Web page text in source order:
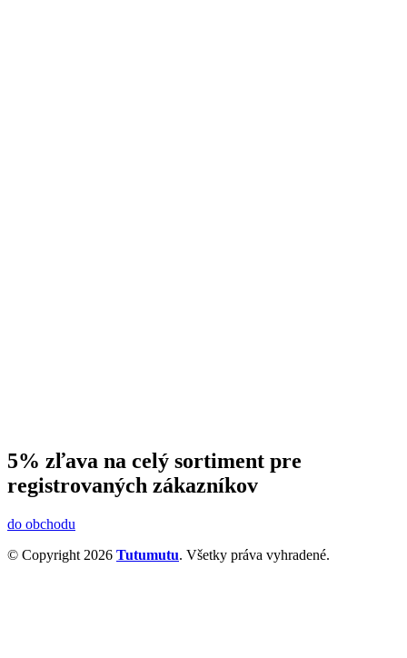
5% zľava na celý sortiment pre
registrovaných zákazníkov
do obchodu
© Copyright 2026 Tutumutu. Všetky práva vyhradené.